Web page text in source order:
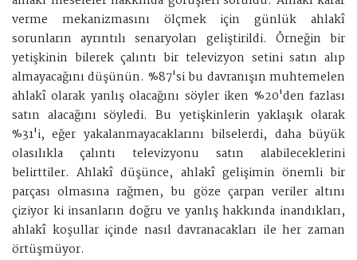
verme mekanizmasını ölçmek için günlük ahlakî
sorunların ayrıntılı senaryoları geliştirildi. Örneğin bir
yetişkinin bilerek çalıntı bir televizyon setini satın alıp
almayacağını düşünün. %87'si bu davranışın muhtemelen
ahlakî olarak yanlış olacağını söyler iken %20'den fazlası
satın alacağını söyledi. Bu yetişkinlerin yaklaşık olarak
%31'i, eğer yakalanmayacaklarını bilselerdi, daha büyük
olasılıkla çalıntı televizyonu satın alabileceklerini
belirttiler. Ahlakî düşünce, ahlakî gelişimin önemli bir
parçası olmasına rağmen, bu göze çarpan veriler altını
çiziyor ki insanların doğru ve yanlış hakkında inandıkları,
ahlakî koşullar içinde nasıl davranacakları ile her zaman
örtüşmüyor.